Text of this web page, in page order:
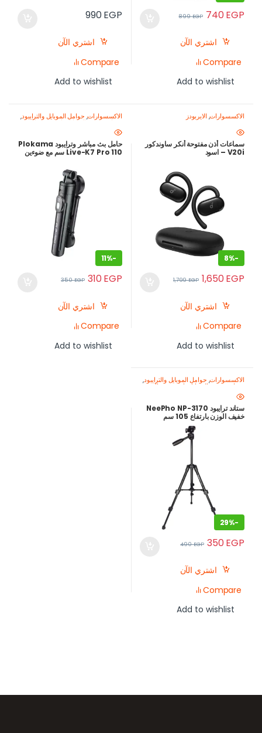
740EGP
899EGP
اشتري الآن
Compare
Add to wishlist
990EGP
اشتري الآن
Compare
Add to wishlist
الاكسسوارات, الايربودز
سماعات أذن مفتوحة أنكر ساوندكور
V20i – اسود
-
8%
1,650EGP
1,799EGP
اشتري الآن
Compare
Add to wishlist
الاكسسوارات, حوامل الموبايل والترايبود,
معدات تصوير الموبايل-اصنع محتواك
باحتراف
حامل بث مباشر وترايبود Plokama
Live-K7 Pro 110 سم مع ضوءين
-
11%
310EGP
350EGP
اشتري الآن
Compare
Add to wishlist
الاكسسوارات, حوامل الموبايل والترايبود,
معدات تصوير الموبايل-اصنع محتواك
باحتراف
ستاند ترايبود NeePho NP-3170
خفيف الوزن بارتفاع 105 سم
للموبايل والكاميرا
-
29%
350EGP
490EGP
اشتري الآن
Compare
Add to wishlist